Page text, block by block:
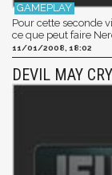
Pour cette seconde
ce que peut faire
11/01/2008, 18:02
DEVIL MAY